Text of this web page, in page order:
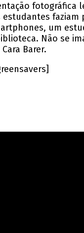
fotográfica
estudantes
um
Não se
Barer.